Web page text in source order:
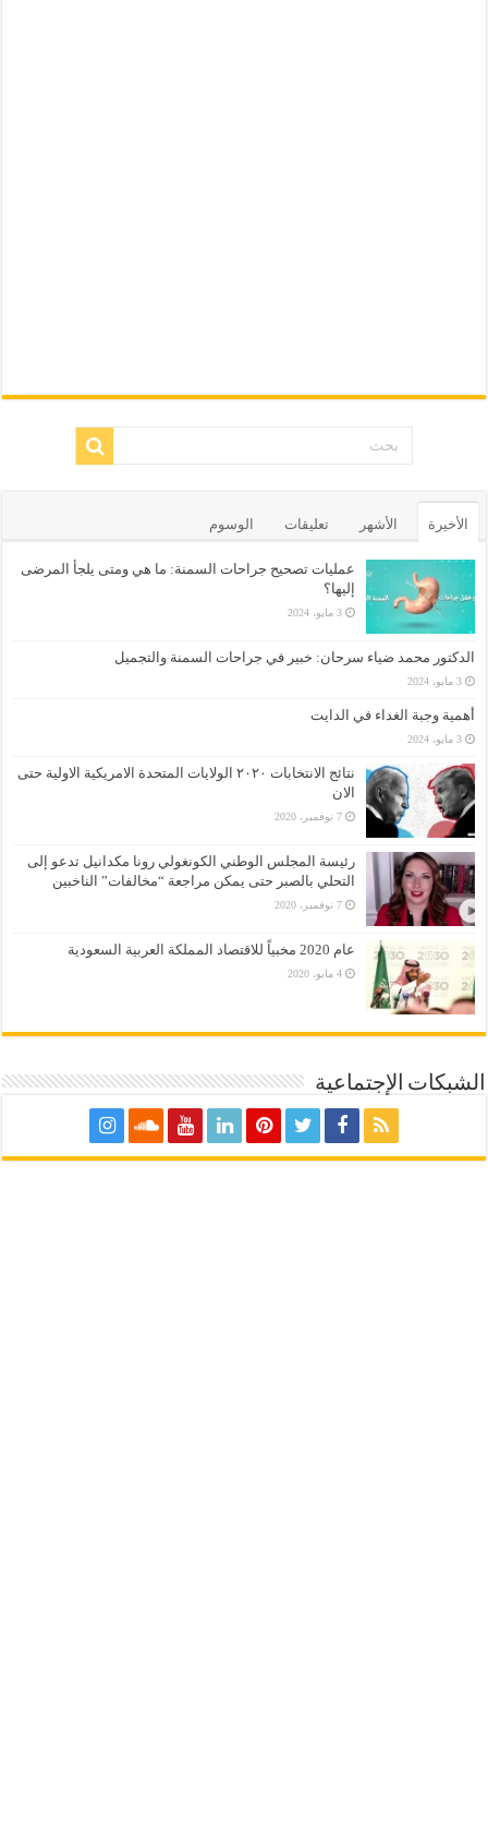
الأخيرة الأشهر تعليقات الوسوم
عمليات تصحيح جراحات السمنة: ما هي ومتى يلجأ المرضى
إليها؟
3 مايو، 2024
الدكتور محمد ضياء سرحان: خبير في جراحات السمنة والتجميل
3 مايو، 2024
أهمية وجبة الغداء في الدايت
3 مايو، 2024
نتائج الانتخابات ٢٠٢٠ الولايات المتحدة الامريكية الاولية حتى
الان
7 نوفمبر، 2020
رئيسة المجلس الوطني الكونغولي رونا مكدانيل تدعو إلى
التحلي بالصبر حتى يمكن مراجعة “مخالفات” الناخبين
7 نوفمبر، 2020
عام 2020 مخبياً للاقتصاد المملكة العربية السعودية
4 مايو، 2020
الشبكات الإجتماعية